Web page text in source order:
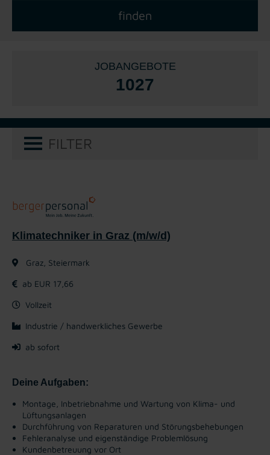
JOBANGEBOTE
1027
FILTER
Klimatechniker in Graz (m/w/d)
Graz, Steiermark
ab EUR 17,66
Vollzeit
Industrie / handwerkliches Gewerbe
ab sofort
Deine Aufgaben:
Montage, Inbetriebnahme und Wartung von Klima- und
Lüftungsanlagen
Durchführung von Reparaturen und Störungsbehebungen
Fehleranalyse und eigenständige Problemlösung
Kundenbetreuung vor Ort